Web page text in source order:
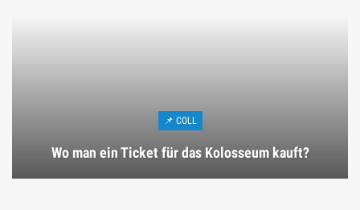
📌 COLL
Wo man ein Ticket für das Kolosseum kauft?